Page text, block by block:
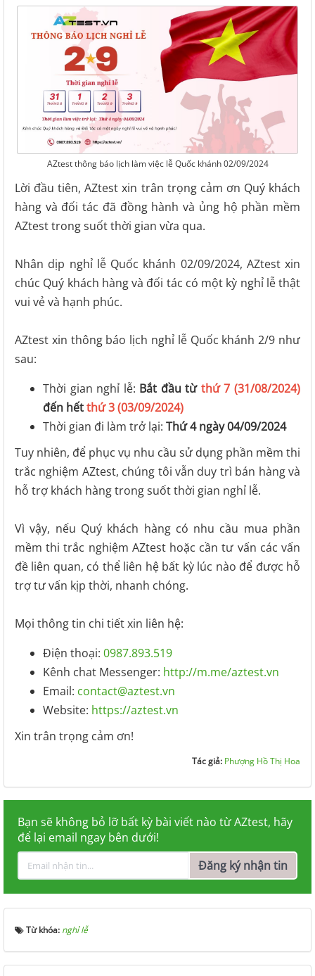
AZtest thông báo lịch làm việc lễ Quốc khánh 02/09/2024
Lời đầu tiên, AZtest xin trân trọng cảm ơn Quý khách
hàng và đối tác đã đồng hành và ủng hộ phần mềm
AZtest trong suốt thời gian vừa qua.
Nhân dịp nghỉ lễ Quốc khánh 02/09/2024, AZtest xin
chúc Quý khách hàng và đối tác có một kỳ nghỉ lễ thật
vui vẻ và hạnh phúc.
AZtest xin thông báo lịch nghỉ lễ Quốc khánh 2/9 như
sau:
Thời gian nghỉ lễ: Bắt đầu từ thứ 7 (31/08/2024)
đến hếtthứ 3 (03/09/2024)
Thời gian đi làm trở lại: Thứ 4 ngày 04/09/2024
Tuy nhiên, để phục vụ nhu cầu sử dụng phần mềm thi
trắc nghiệm AZtest, chúng tôi vẫn duy trì bán hàng và
hỗ trợ khách hàng trong suốt thời gian nghỉ lễ.
Vì vậy, nếu Quý khách hàng có nhu cầu mua phần
mềm thi trắc nghiệm AZtest hoặc cần tư vấn các vấn
đề liên quan, có thể liên hệ bất kỳ lúc nào để được hỗ
trợ tư vấn kịp thời, nhanh chóng.
Mọi thông tin chi tiết xin liên hệ:
Điện thoại: 0987.893.519
Kênh chat Messenger: http://m.me/aztest.vn
Email: contact@aztest.vn
Website: https://aztest.vn
Xin trân trọng cảm ơn!
Tác giả: Phượng Hồ Thị Hoa
Bạn sẽ không bỏ lỡ bất kỳ bài viết nào từ AZtest, hãy
để lại email ngay bên dưới!
Đăng ký nhận tin
Từ khóa: nghỉ lễ